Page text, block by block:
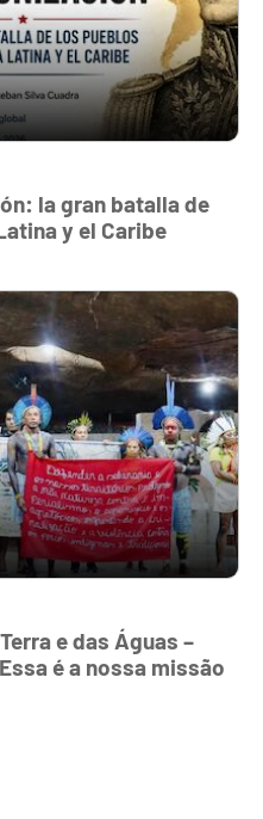
la gran batalla de
y el Caribe
e das Águas –
é a nossa missão